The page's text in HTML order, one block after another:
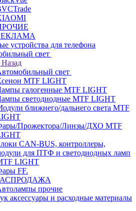
устройства для телефона
свет
Назад
свет
MTF LIGHT
галогенные MTF LIGHT
светодиодные MTF LIGHT
ближнего/дальнего света MTF
Прожектора/Линзы/ДХО MTF
CAN-BUS, контроллеры,
для ПТФ и светодиодных ламп
LIGHT
FF.
прочие
аксессуары и расходные материалы